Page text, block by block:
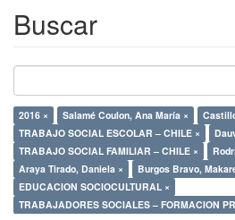
Buscar
2016 × Salamé Coulon, Ana María ×
TRABAJO SOCIAL ESCOLAR – CHILE ×
TRABAJO SOCIAL FAMILIAR – CHILE ×
Araya Tirado, Daniela ×
Burgos Bravo,
EDUCACION SOCIOCULTURAL ×
TRABAJADORES SOCIALES – FORMACION